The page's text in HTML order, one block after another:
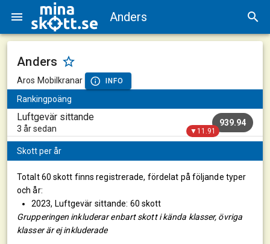
Anders
Anders
Aros Mobilkranar INFO
Rankingpoäng
Luftgevär sittande
3 år sedan
939.94
▼11.91
Skott per år
Totalt 60 skott finns registrerade, fördelat på följande typer
och år:
2023, Luftgevär sittande: 60 skott
Grupperingen inkluderar enbart skott i kända klasser, övriga
klasser är ej inkluderade